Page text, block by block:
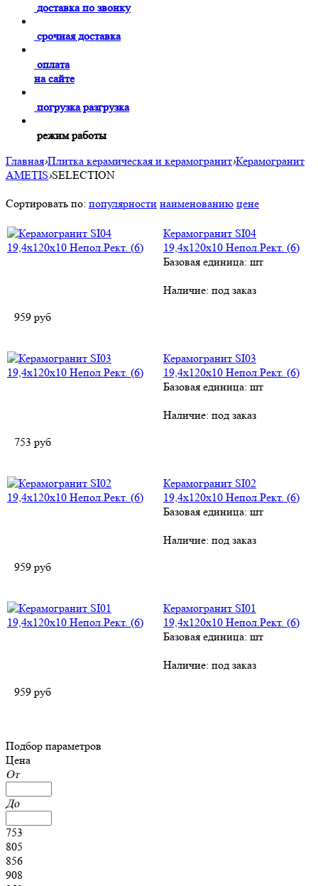
доставка по звонку
срочная доставка
оплата
на сайте
погрузка разгрузка
режим работы
Главная›Плитка керамическая и керамогранит›Керамогранит
AMETIS›SELECTION
Сортировать по: популярности наименованию цене
Керамогранит SI04
19,4x120x10 Непол.Рект. (6)
Базовая единица: шт
Наличие: под заказ
959 руб
Керамогранит SI03
19,4x120x10 Непол.Рект. (6)
Базовая единица: шт
Наличие: под заказ
753 руб
Керамогранит SI02
19,4x120x10 Непол.Рект. (6)
Базовая единица: шт
Наличие: под заказ
959 руб
Керамогранит SI01
19,4x120x10 Непол.Рект. (6)
Базовая единица: шт
Наличие: под заказ
959 руб
Подбор параметров
Цена
От
До
753
805
856
908